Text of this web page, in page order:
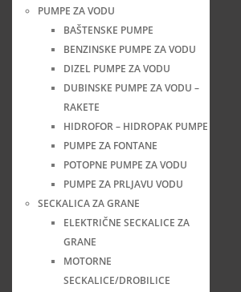
PUMPE ZA VODU
BAŠTENSKE PUMPE
BENZINSKE PUMPE ZA VODU
DIZEL PUMPE ZA VODU
DUBINSKE PUMPE ZA VODU –
RAKETE
HIDROFOR – HIDROPAK PUMPE
PUMPE ZA FONTANE
POTOPNE PUMPE ZA VODU
PUMPE ZA PRLJAVU VODU
SECKALICA ZA GRANE
ELEKTRIČNE SECKALICE ZA
GRANE
MOTORNE
SECKALICE/DROBILICE